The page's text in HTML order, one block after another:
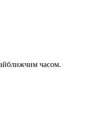
часом.